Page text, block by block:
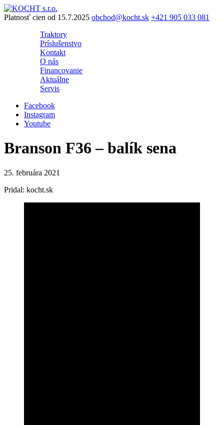
Preskočiť
na
Platnosť cien od 15.7.2025 obchod@kocht.sk +421 905 033 081
Traktory
Príslušenstvo
Kontakt
O nás
Financovanie
Aktuálne
Servis
Facebook
Instagram
Youtube
Branson F36 – balík sena
25. februára 2021
Pridal: kocht.sk